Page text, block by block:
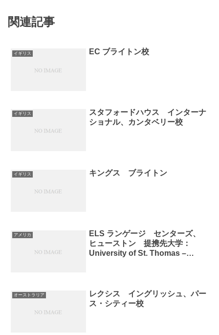
関連記事
イギリス EC ブライトン校
イギリス
スタフォードハウス インターナ
ショナル、カンタベリー校
イギリス キングス ブライトン
アメリカ
ELS ランゲージ センターズ、
ヒューストン 提携先大学：
University of St. Thomas –
オーストラリア
レクシス イングリッシュ、パー
ス・シティー校